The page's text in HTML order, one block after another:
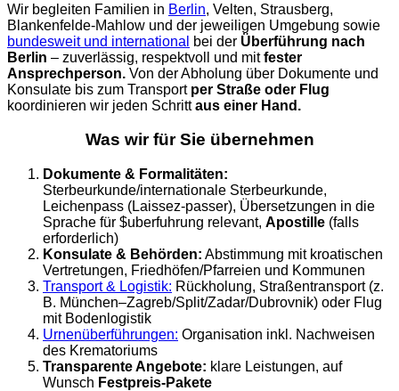
Wir begleiten Familien in Berlin, Velten, Strausberg,
Blankenfelde-Mahlow und der jeweiligen Umgebung sowie
bundesweit und international
bei der Überführung nach
Berlin – zuverlässig, respektvoll und mitfester
Ansprechperson. Von der Abholung über Dokumente und
Konsulate bis zum Transport per Straße oder Flug
koordinieren wir jeden Schrittaus einer Hand.
Was wir für Sie übernehmen
Dokumente & Formalitäten:
Sterbeurkunde/internationale Sterbeurkunde,
Leichenpass (Laissez-passer), Übersetzungen in die
Sprache für $uberfuhrung relevant, Apostille (falls
erforderlich)
Konsulate & Behörden: Abstimmung mit kroatischen
Vertretungen, Friedhöfen/Pfarreien und Kommunen
Transport & Logistik: Rückholung, Straßentransport (z.
B. München–Zagreb/Split/Zadar/Dubrovnik) oder Flug
mit Bodenlogistik
Urnenüberführungen: Organisation inkl. Nachweisen
des Krematoriums
Transparente Angebote: klare Leistungen, auf
Wunsch Festpreis-Pakete